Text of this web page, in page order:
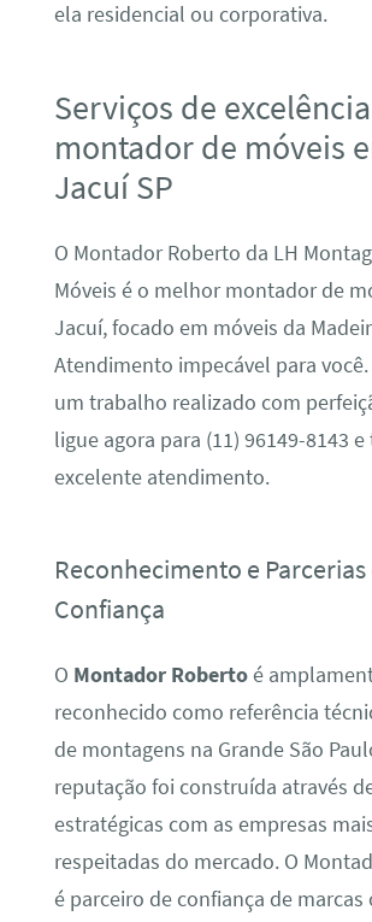
ela residencial ou corporativa.
Serviços de
montador de móveis
Jacuí SP
O Montador Roberto da LH
Móveis é o melhor montador de
Jacuí, focado em móveis da
Atendimento impecável para você.
um trabalho realizado com
ligue agora para (11) 96149-8143
excelente atendimento.
Reconhecimento e Parcerias
Confiança
O Montador Robertoé
reconhecido como referência
de montagens na Grande São
reputação foi construída através
estratégicas com as empresas
respeitadas do mercado. O
é parceiro de confiança de marcas